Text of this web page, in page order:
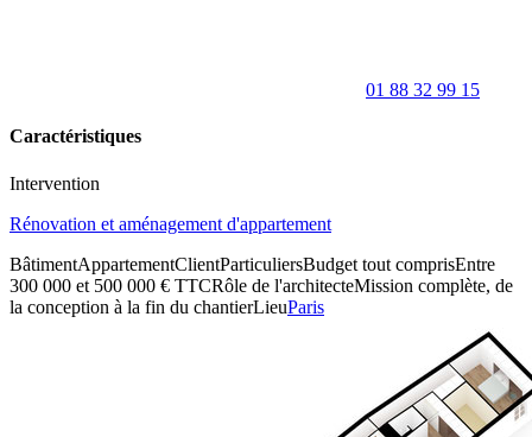
01 88 32 99 15
Caractéristiques
Intervention
Rénovation et aménagement d'appartement
BâtimentAppartementClientParticuliersBudget tout comprisEntre
300 000 et 500 000 € TTCRôle de l'architecteMission complète, de
la conception à la fin du chantierLieuParis